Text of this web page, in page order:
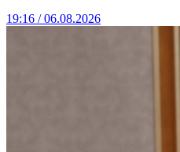
19:16 / 06.08.2026